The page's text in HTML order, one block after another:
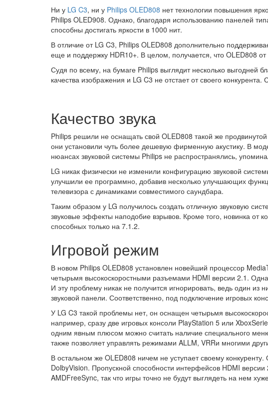
Ни у LG C3, ни у Philips OLED808 нет технологии повышения
Philips OLED908. Однако, благодаря использованию панелей
способны достигать яркости в 1000 нит.
В отличие от LG C3, Philips OLED808 дополнительно
еще и поддержку HDR10+. В целом, получается, что OLED808
Судя по всему, на бумаге Philips выглядит несколько выгодней
качества изображения и LG C3 не отстает от своего
Качество звука
Philips решили не оснащать свой OLED808 такой же
они установили чуть более дешевую фирменную акустику. В
нюансах звуковой системы Philips не распространялись,
LG никак физически не изменили конфигурацию звуковой
улучшили ее программно, добавив несколько улучшающих
телевизора с динамиками совместимого саундбара.
Таким образом у LG получилось создать отличную звуковую
звуковые эффекты наподобие взрывов. Кроме того, новинка от
способных только на 7.1.2.
Игровой режим
В новом Philips OLED808 установлен новейший процессор
четырьмя высокоскоростными разъемами HDMI версии 2.1.
И эту проблему никак не получится игнорировать, ведь один из
звуковой панели. Соответственно, под подключение игровых
У LG C3 такой проблемы нет, он оснащен четырьмя
например, сразу две игровых консоли PlayStation 5 или
одним явным плюсом можно считать наличие специального
также позволяет управлять режимами ALLM, VRRи многими
В остальном же OLED808 ничем не уступает своему
DolbyVision. Пропускной способности интерфейсов HDMI
AMDFreeSync, так что игры точно не будут выглядеть на нем